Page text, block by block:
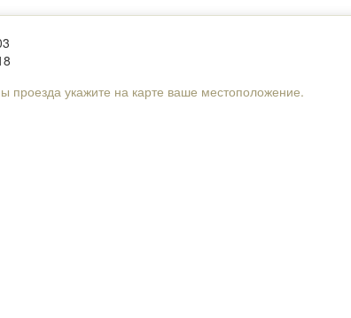
проезда укажите на карте ваше местоположение.